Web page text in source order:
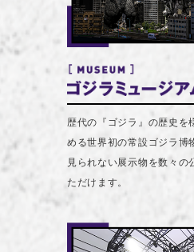
歴代の『ゴジラ』の歴史を
める世界初の常設ゴジラ博
見られない展示物を数々の
ただけます。